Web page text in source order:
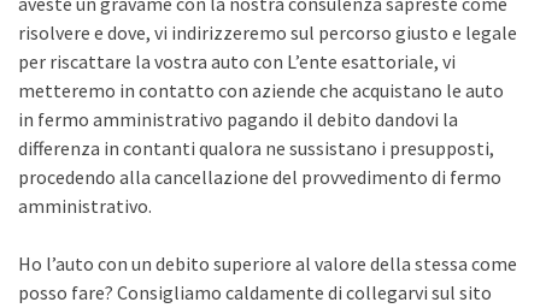
risolvere e dove, vi indirizzeremo sul percorso giusto e legale
per riscattare la vostra auto con L’ente esattoriale, vi
metteremo in contatto con aziende che acquistano le auto
in fermo amministrativo pagando il debito dandovi la
differenza in contanti qualora ne sussistano i presupposti,
procedendo alla cancellazione del provvedimento di fermo
amministrativo.
Ho l’auto con un debito superiore al valore della stessa come
posso fare? Consigliamo caldamente di collegarvi sul sito